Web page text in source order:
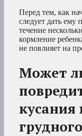
Перед тем, как
следует дать ему
течение
кормление
не повлияет на
Может
кусания